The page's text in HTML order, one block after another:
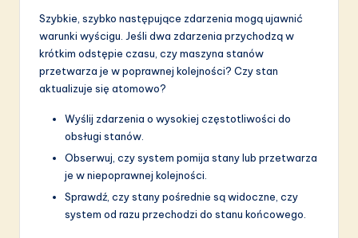
Szybkie, szybko następujące zdarzenia mogą ujawnić
warunki wyścigu. Jeśli dwa zdarzenia przychodzą w
krótkim odstępie czasu, czy maszyna stanów
przetwarza je w poprawnej kolejności? Czy stan
aktualizuje się atomowo?
Wyślij zdarzenia o wysokiej częstotliwości do
obsługi stanów.
Obserwuj, czy system pomija stany lub przetwarza
je w niepoprawnej kolejności.
Sprawdź, czy stany pośrednie są widoczne, czy
system od razu przechodzi do stanu końcowego.